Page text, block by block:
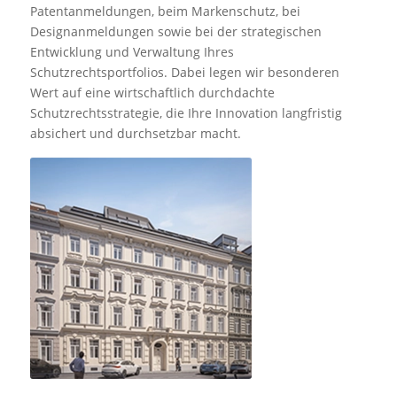
Patentanmeldungen, beim Markenschutz, bei
Designanmeldungen sowie bei der strategischen
Entwicklung und Verwaltung Ihres
Schutzrechtsportfolios. Dabei legen wir besonderen
Wert auf eine wirtschaftlich durchdachte
Schutzrechtsstrategie, die Ihre Innovation langfristig
absichert und durchsetzbar macht.